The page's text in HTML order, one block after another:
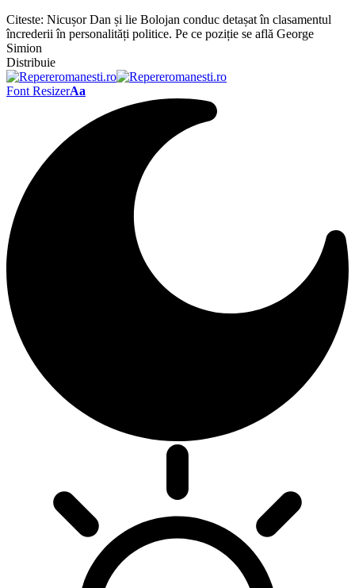
Citeste: Nicușor Dan și lie Bolojan conduc detașat în clasamentul
încrederii în personalități politice. Pe ce poziție se află George
Simion
Distribuie
Font ResizerAa